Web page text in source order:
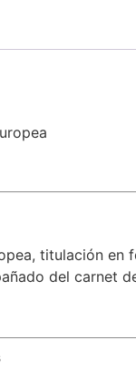
titulación en
del carnet